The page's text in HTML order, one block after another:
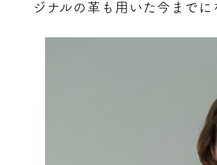
ジナルの革も用いた今まで